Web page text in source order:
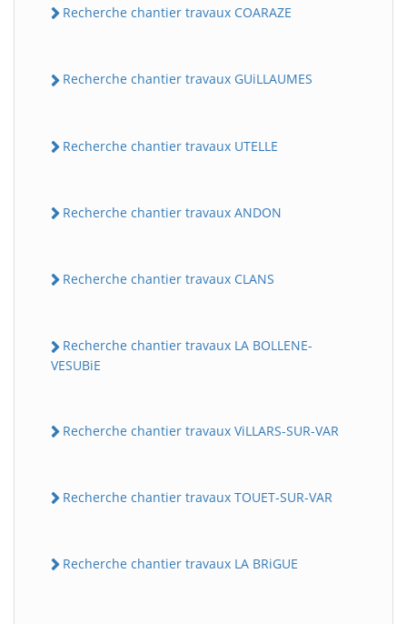
Recherche chantier travaux COARAZE
Recherche chantier travaux GUiLLAUMES
Recherche chantier travaux UTELLE
Recherche chantier travaux ANDON
Recherche chantier travaux CLANS
Recherche chantier travaux LA BOLLENE-
VESUBiE
Recherche chantier travaux ViLLARS-SUR-VAR
Recherche chantier travaux TOUET-SUR-VAR
Recherche chantier travaux LA BRiGUE
B BatiWebPro